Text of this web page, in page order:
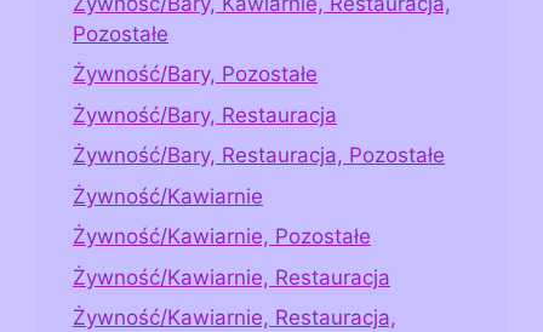
Pozostałe
Żywność/Bary, Pozostałe
Żywność/Bary, Restauracja
Żywność/Bary, Restauracja, Pozostałe
Żywność/Kawiarnie
Żywność/Kawiarnie, Pozostałe
Żywność/Kawiarnie, Restauracja
Żywność/Kawiarnie, Restauracja,